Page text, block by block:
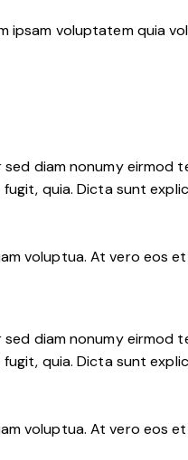
ipsam voluptatem quia
diam nonumy eirmod
quia. Dicta sunt
voluptua. At vero eos
diam nonumy eirmod
quia. Dicta sunt
voluptua. At vero eos